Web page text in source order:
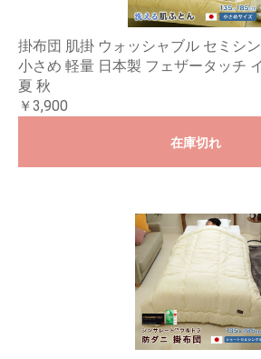
掛布団 肌掛 ウォッシャブル セミシ
小さめ 軽量 日本製 フェザータッチ
夏 秋
￥3,900
在庫切れ